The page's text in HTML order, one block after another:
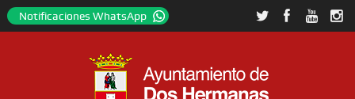
Notificaciones WhatsApp